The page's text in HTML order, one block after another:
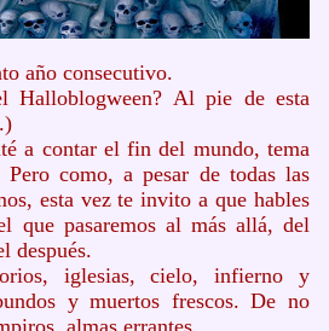
año consecutivo.
Halloblogween? Al pie de esta
a contar el fin del mundo, tema
como, a pesar de todas las
esta vez te invito a que hables
que pasaremos al más allá, del
después.
iglesias, cielo, infierno y
y muertos frescos. De no
almas errantes.